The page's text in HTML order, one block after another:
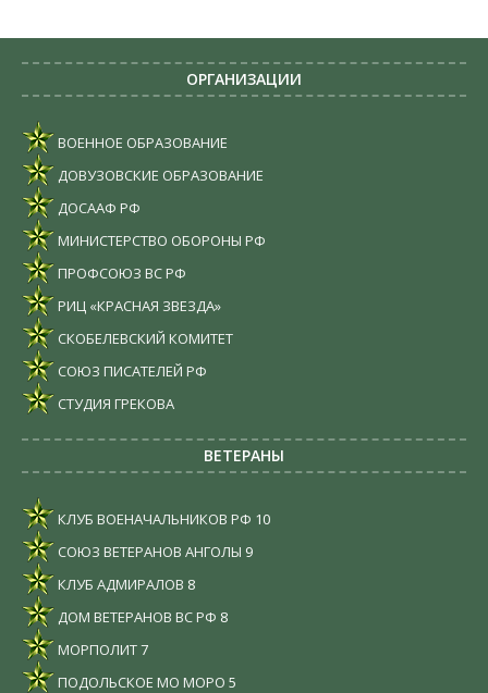
ОРГАНИЗАЦИИ
ВОЕННОЕ ОБРАЗОВАНИЕ
ДОВУЗОВСКИЕ ОБРАЗОВАНИЕ
ДОСААФ РФ
МИНИСТЕРСТВО ОБОРОНЫ РФ
ПРОФСОЮЗ ВС РФ
РИЦ «КРАСНАЯ ЗВЕЗДА»
СКОБЕЛЕВСКИЙ КОМИТЕТ
СОЮЗ ПИСАТЕЛЕЙ РФ
СТУДИЯ ГРЕКОВА
ВЕТЕРАНЫ
КЛУБ ВОЕНАЧАЛЬНИКОВ РФ 10
СОЮЗ ВЕТЕРАНОВ АНГОЛЫ 9
КЛУБ АДМИРАЛОВ 8
ДОМ ВЕТЕРАНОВ ВС РФ 8
МОРПОЛИТ7
ПОДОЛЬСКОЕ МО МОРО 5